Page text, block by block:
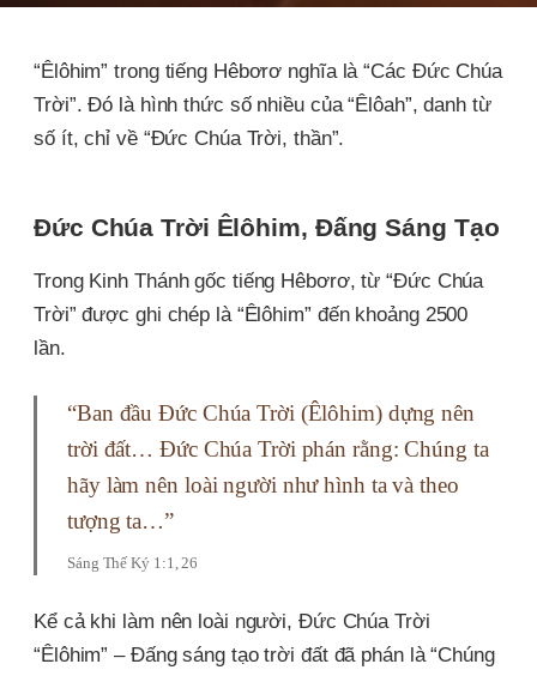
공
“Êlôhim” trong tiếng Hêbơrơ nghĩa là “Các Đức Chúa
Trời”. Đó là hình thức số nhiều của “Êlôah”, danh từ
số ít, chỉ về “Đức Chúa Trời, thần”.
Đức Chúa Trời Êlôhim, Đấng Sáng Tạo
Trong Kinh Thánh gốc tiếng Hêbơrơ, từ “Đức Chúa
Trời” được ghi chép là “Êlôhim” đến khoảng 2500
lần.
“Ban đầu Đức Chúa Trời (Êlôhim) dựng nên
trời đất… Đức Chúa Trời phán rằng: Chúng ta
hãy làm nên loài người như hình ta và theo
tượng ta…”
Sáng Thế Ký 1:1, 26
Kể cả khi làm nên loài người, Đức Chúa Trời
“Êlôhim” – Đấng sáng tạo trời đất đã phán là “Chúng